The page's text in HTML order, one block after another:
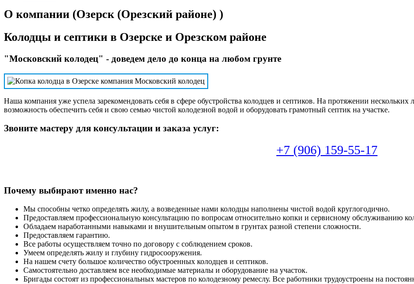
О компании (Озерск (Орезский районе) )
Колодцы и септики в Озерске и Орезском районе
"Московский колодец" - доведем дело до конца на любом грунте
Наша компания уже успела зарекомендовать себя в сфере обустройства колодцев и септиков. На протяжении
возможность обеспечить себя и свою семью чистой колодезной водой и оборудовать грамотный септик на участке.
Звоните мастеру для консультации и заказа услуг:
+7 (906) 159-55-17
Почему выбирают именно нас?
Мы способны четко определять жилу, а возведенные нами колодцы наполнены чистой водой круглогодично.
Предоставляем профессиональную консультацию по вопросам относительно копки и сервисному обслуживанию
Обладаем наработанными навыками и внушительным опытом в грунтах разной степени сложности.
Предоставляем гарантию.
Все работы осуществляем точно по договору с соблюдением сроков.
Умеем определять жилу и глубину гидросооружения.
На нашем счету большое количество обустроенных колодцев и септиков.
Самостоятельно доставляем все необходимые материалы и оборудование на участок.
Бригады состоят из профессиональных мастеров по колодезному ремеслу. Все работники трудоустроены на